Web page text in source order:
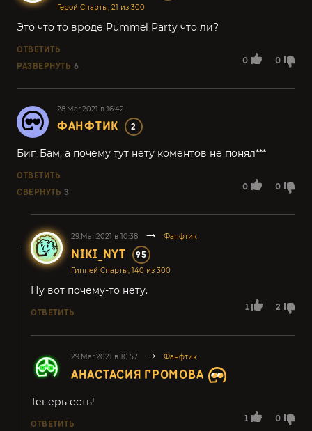
Герой Спарты, 21 из 300
0 0
Это что то вроде Pummel Party что ли?
ОТВЕТИТЬ
РАЗВЕРНУТЬ 6
28.Mar.2021 в 16:42
ФАНФТИК 2
0 0
Бип Бам, а почему тут нету коментов не понял***
ОТВЕТИТЬ
СВЕРНУТЬ 3
29.Mar.2021 в 10:38 Фанфтик
NIKI_NYT 95
Гиппей Спарты, 140 из 300
1 2
Ну вот почему-то нету.
ОТВЕТИТЬ
29.Mar.2021 в 10:57 Фанфтик
АНАСТАСИЯ ГРОМОВА
1 0
Теперь есть!
ОТВЕТИТЬ